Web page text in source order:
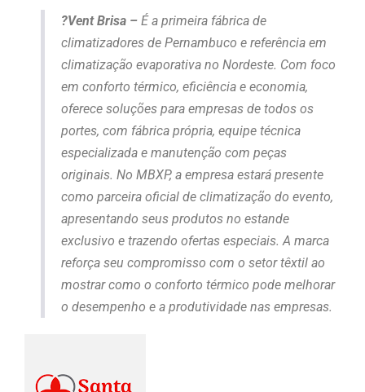
?Vent Brisa – É a primeira fábrica de
climatizadores de Pernambuco e referência em
climatização evaporativa no Nordeste. Com foco
em conforto térmico, eficiência e economia,
oferece soluções para empresas de todos os
portes, com fábrica própria, equipe técnica
especializada e manutenção com peças
originais. No MBXP, a empresa estará presente
como parceira oficial de climatização do evento,
apresentando seus produtos no estande
exclusivo e trazendo ofertas especiais. A marca
reforça seu compromisso com o setor têxtil ao
mostrar como o conforto térmico pode melhorar
o desempenho e a produtividade nas empresas.